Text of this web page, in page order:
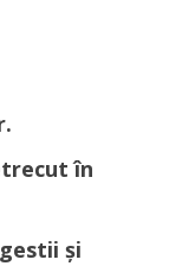
în
și